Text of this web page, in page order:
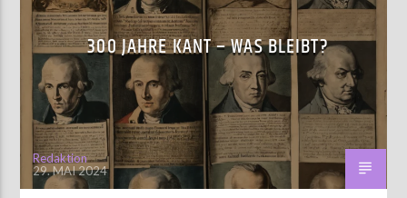
300 JAHRE KANT – WAS BLEIBT?
Redaktion
29. MAI 2024